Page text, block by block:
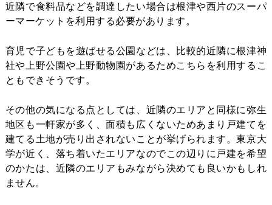
近隣で食料品などを調達したい場合は根津や西片のスーパ
ーマーケットを利用する必要があります。
育児で子どもを遊ばせる公園などは、比較的近隣に根津神
社や上野公園や上野動物園があるためこちらを利用するこ
ともできそうです。
その他の気になる点としては、近隣のエリアと同様に弥生
地区も一軒家が多く、面積も広くないためあまり戸建てを
建てる土地が売り出されないことが挙げられます。東京大
学が近く、落ち着いたエリアなのでこの辺りに戸建を希望
のかたは、近隣のエリアもみながら決めても良いかもしれ
ません。